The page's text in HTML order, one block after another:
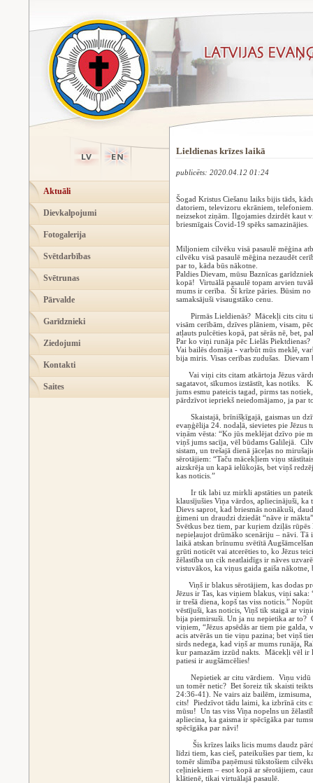
Aktuāli
Dievkalpojumi
Fotogalerija
Svētdarbības
Svētrunas
Pārvalde
Garīdznieki
Ziedojumi
Kontakti
Saites
Lieldienas krīzes laikā
publicēts: 2020.04.12 01:24
Šogad Kristus Ciešanu laiks bijis tāds,
datoriem, televizoru ekrāniem,
neizsekot ziņām. Ilgojamies dzirdēt kaut
briesmīgais Covid-19 spēks samazinājies.
Miljoniem cilvēku visā pasaulē mēģina
cilvēku visā pasaulē mēģina nezaudēt
par to, kāda būs nākotne.
Paldies Dievam, mūsu Baznīcas
kopā! Virtuālā pasaulē topam arvien
mums ir cerība. Šī krīze pāries. Būsim no
samaksājuši visaugstāko cenu.
Pirmās Lieldienās? Mācekļi cits citu tā
visām cerībām, dzīves plāniem, visam,
atļauts pulcēties kopā, pat sērās nē, bet,
Par ko viņi runāja pēc Lielās
Vai bailēs domāja - varbūt mūs meklē,
bija miris. Visas cerības zudušas. Dievam
Vai viņi cits citam atkārtoja Jēzus
sagatavot, sīkumos izstāstīt, kas notiks.
jums esmu pateicis tagad, pirms tas
pārdzīvot iepriekš neiedomājamo, ja par
Skaistajā, brīnišķīgajā, gaismas un
evaņģēlija 24. nodaļā, sievietes pie Jēzus
viņām vēsta: “Ko jūs meklējat dzīvo pie
viņš jums sacīja, vēl būdams Galilejā.
sistam, un trešajā dienā jāceļas no
sērotājiem: “Taču mācekļiem viņu
aizskrēja un kapā ielūkojās, bet viņš
kas noticis.”
Ir tik labi uz mirkli apstāties un
klausījušies Viņa vārdos, apliecinājuši, ka
Dievs saprot, kad briesmās nonākuši,
ģimeni un draudzi dziedāt “nāve ir
Svētkus bez tiem, par kuŗiem dziļās
nepieļaujot drūmāko scenāriju – nāvi. Tā
laikā atskan brīnumu svētītā
grūti noticēt vai atcerēties to, ko Jēzus
žēlastība un cik neatlaidīgs ir nāves
vistuvākos, ka viņus gaida gaiša
Viņš ir blakus sērotājiem, kas dodas
Jēzus ir Tas, kas viņiem blakus, viņi
ir trešā diena, kopš tas viss noticis.”
vēstījuši, kas noticis, Viņš tik staigā ar
bija piemirsuši. Un ja nu nepietika ar to?
viņiem, “Jēzus apsēdās ar tiem pie
acis atvērās un tie viņu pazina; bet viņš
sirds nedega, kad viņš ar mums runāja,
kur pamazām izzūd nakts. Mācekļi vēl ir
patiesi ir augšāmcēlies!
Nepietiek ar citu vārdiem. Viņu vidū
un tomēr netic? Bet šoreiz tik skaisti
24:36-41). Ne vairs aiz bailēm,
cits! Piedzīvot tādu laimi, ka izbrīnā cits
mūsu! Un tas viss Viņa nopelns un
apliecina, ka gaisma ir spēcīgāka par
spēcīgāka par nāvi!
Šis krīzes laiks licis mums daudz
līdzi tiem, kas cieš, pateikušies par tiem,
tomēr slimība paņēmusi tūkstošiem
ceļiniekiem – esot kopā ar sērotājiem,
klātienē, tikai virtuālajā pasaulē.